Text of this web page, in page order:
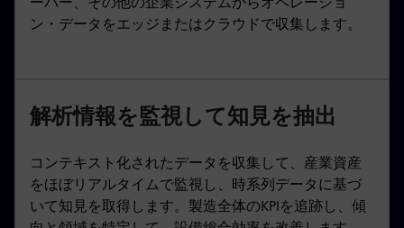
ン・データをエッジまたはクラウドで収集します。
解析情報を監視して知見を抽出
コンテキスト化されたデータを収集して、産業資産
をほぼリアルタイムで監視し、時系列データに基づ
いて知見を取得します。製造全体のKPIを追跡し、傾